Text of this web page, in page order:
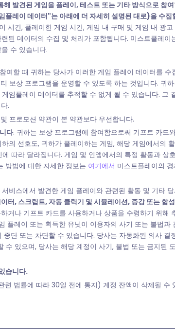
발견된 게임을 플레이, 테스트 또는 기타 방식으로 참
레이 데이터"는 아래에 더 자세히 설명된 대로)을 수집
시간, 플레이한 게임 시간, 게임 내 구매 및 게임 내 광고
된 데이터의 수집 및 처리가 포함됩니다. 미스트플레이
수 있습니다.
여할 때 귀하는 당사가 이러한 게임 플레이 데이터를 수
보상 프로그램을 운영할 수 있도록 하는 것입니다. 귀
임플레이 데이터를 추적할 수 없게 될 수 있습니다. 그
.
프로모션 약관이 본 약관보다 우선합니다.
다. 귀하는 보상 프로그램에 참여함으로써 기프트 카드
의 선호도, 귀하가 플레이하는 게임, 해당 게임에서의
따라 달라집니다. 게임 및 인앱에서의 특정 활동과 상
방법에 대한 자세한 정보는 여기에서 미스트플레이의
비스에서 발견한 게임 플레이와 관련된 활동 및 기타
터, 스크립트, 자동 클릭기 및 시뮬레이션, 증강 또는 합
거나 기프트 카드를 사용하거나 상품을 수령하기 위해
플레이 또는 획득한 유닛이 이용자의 사기 또는 불법과
단 또는 차단할 수 있습니다. 당사는 자동화된 의사 결
있으며, 당사는 해당 계정이 사기, 불법 또는 금지된
습니다.
법률에 따라 30일 전에 통지) 계정 잔액이 삭제될 수